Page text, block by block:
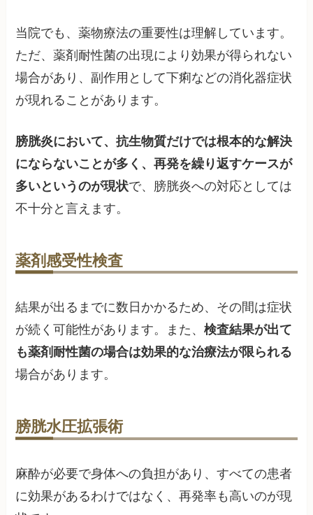
当院でも、薬物療法の重要性は理解しています。
ただ、薬剤耐性菌の出現により効果が得られない
場合があり、副作用として下痢などの消化器症状
が現れることがあります。
膀胱炎において、抗生物質だけでは根本的な解決
にならないことが多く、再発を繰り返すケースが
多いというのが現状で、膀胱炎への対応としては
不十分と言えます。
薬剤感受性検査
結果が出るまでに数日かかるため、その間は症状
が続く可能性があります。また、検査結果が出て
も薬剤耐性菌の場合は効果的な治療法が限られる
場合があります。
膀胱水圧拡張術
麻酔が必要で身体への負担があり、すべての患者
に効果があるわけではなく、再発率も高いのが現